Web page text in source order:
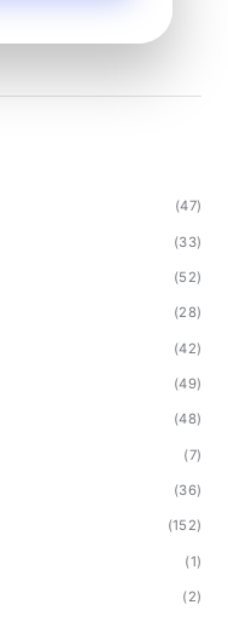
(47)
(33)
(52)
(28)
(42)
(49)
(48)
(7)
(36)
(152)
(1)
(2)